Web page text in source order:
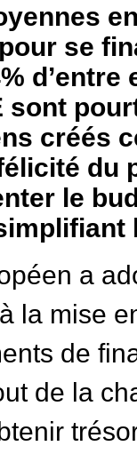
se
créés
du
le
a
la mise
de
de la